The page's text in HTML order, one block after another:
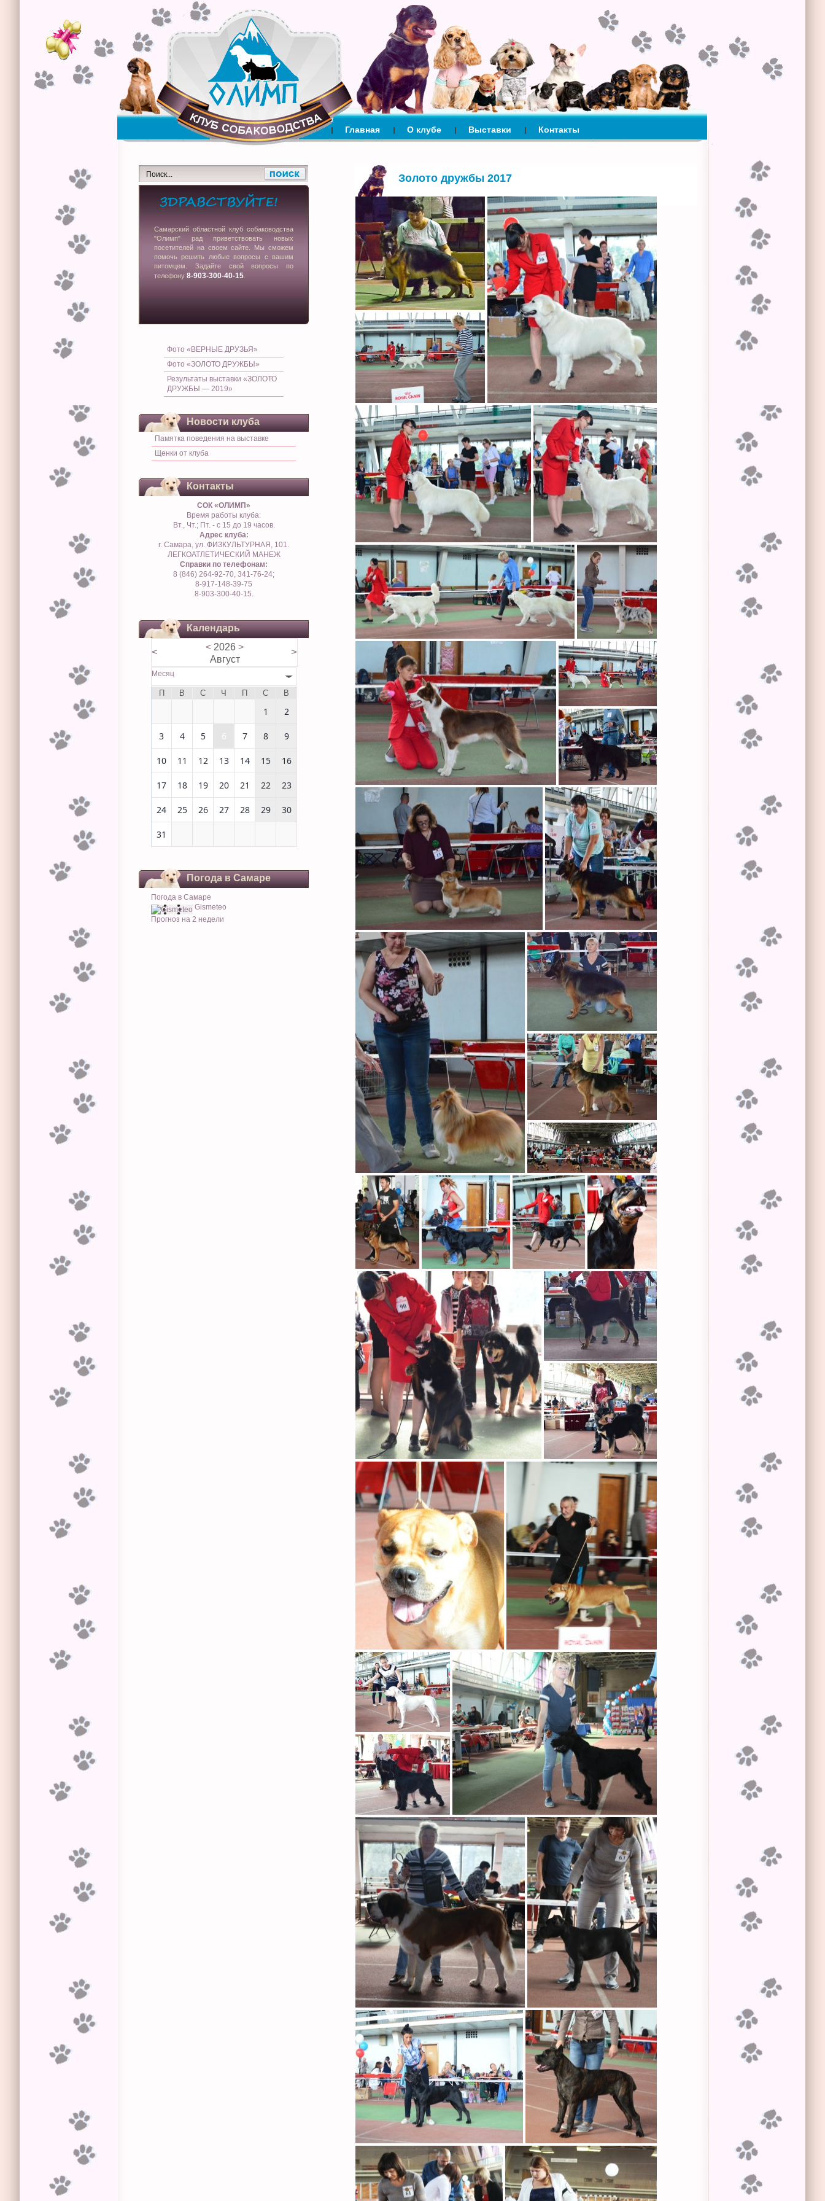
Главная О клубе Выставки Контакты
Самарский областной клуб собаководства
"Олимп" рад приветствовать новых
посетителей на своем сайте. Мы сможем
помочь решить любые вопросы с вашим
питомцем. Задайте свой вопросы по
телефону 8-903-300-40-15
Фото «ВЕРНЫЕ ДРУЗЬЯ»
Фото «ЗОЛОТО ДРУЖБЫ»
Результаты выставки «ЗОЛОТО
ДРУЖБЫ — 2019»
Новости клуба
Памятка поведения на выставке
Щенки от клуба
Контакты
СОК «ОЛИМП»
Время работы клуба:
Вт., Чт.; Пт. - с 15 до 19 часов.
Адрес клуба:
г. Самара, ул. ФИЗКУЛЬТУРНАЯ, 101.
ЛЕГКОАТЛЕТИЧЕСКИЙ МАНЕЖ
Справки по телефонам:
8 (846) 264-92-70, 341-76-24;
8-917-148-39-75
8-903-300-40-15.
Календарь
< < 2026 >
Август
>
Месяц
П В С Ч П С В
1 2
3 4 5 6 7 8 9
10 11 12 13 14 15 16
17 18 19 20 21 22 23
24 25 26 27 28 29 30
31
Погода в Самаре
Погода в Самаре
Gismeteo
Прогноз на 2 недели
Золото дружбы 2017